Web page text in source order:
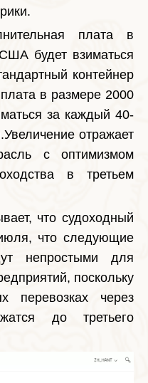
плата в
будет взиматься
контейнер
в размере 2000
за каждый 40-
отражает
с оптимизмом
в третьем
что судоходный
что следующие
непростыми для
поскольку
перевозках через
до третьего